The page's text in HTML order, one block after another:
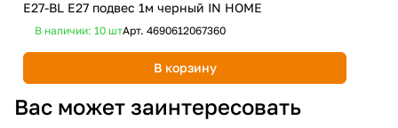
E27-BL Е27 подвес 1м черный IN HOME
В наличии: 10 штАрт. 4690612067360
В корзину
Вас может заинтересовать